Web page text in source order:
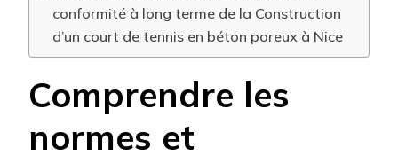
conformité à long terme de la Construction
d’un court de tennis en béton poreux à Nice
Comprendre les
normes et